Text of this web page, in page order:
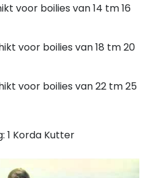
voor boilies van 14 tm 16
voor boilies van 18 tm 20
voor boilies van 22 tm 25
1 Korda Kutter